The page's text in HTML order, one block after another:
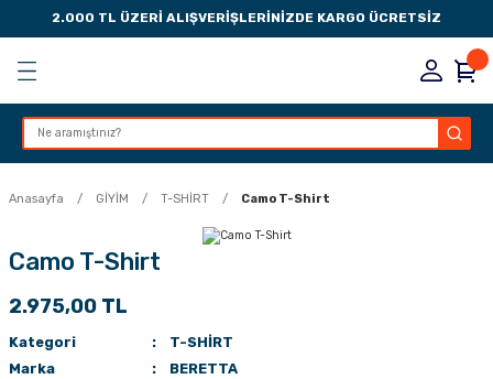
2.000 TL ÜZERİ ALIŞVERİŞLERİNİZDE KARGO ÜCRETSİZ
Geri Dön
Geri Dön
Geri Dön
Geri Dön
MANDALI
Anasayfa GİYİM T-SHİRT Camo T-Shirt
Camo T-Shirt
2.975,00 TL
Kategori
T-SHİRT
Marka
BERETTA